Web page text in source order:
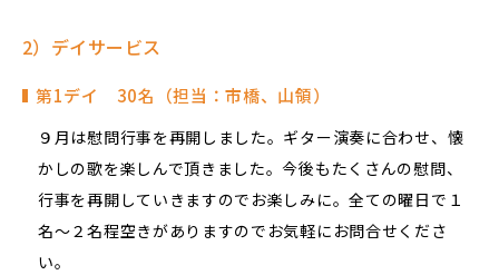
2）デイサービス
第1デイ 30名（担当：市橋、山領）
９月は慰問行事を再開しました。ギター演奏に合わせ、懐
かしの歌を楽しんで頂きました。今後もたくさんの慰問、
行事を再開していきますのでお楽しみに。全ての曜日で１
名～２名程空きがありますのでお気軽にお問合せくださ
い。